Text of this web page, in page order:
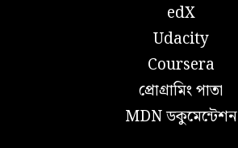
edX
Udacity
Coursera
প্রোগ্রামিং পাতা
MDN ডকুমেন্টেশন